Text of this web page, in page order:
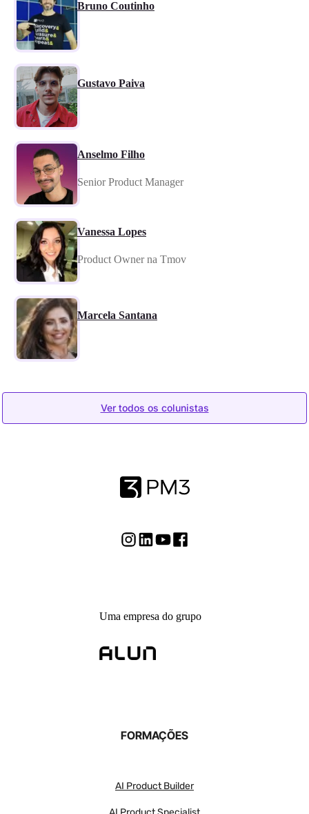
Bruno Coutinho
Gustavo Paiva
Anselmo Filho
Senior Product Manager
Vanessa Lopes
Product Owner na Tmov
Marcela Santana
Ver todos os colunistas
Uma empresa do grupo
FORMAÇÕES
AI Product Builder